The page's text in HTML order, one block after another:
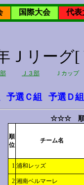
国際大会
代表
Ｊリー
Ｊ３部 Ｊカップ
予選Ｃ組 予選Ｄ組
☆☆☆ 順
順
位
チーム名
1 浦和レッズ
2 湘南ベルマーレ